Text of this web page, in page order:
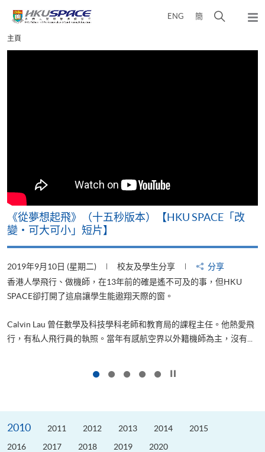
content
ENG 簡
彈
Main
content
主頁
愛飛
...
《山外有山，停下才能活在當下》【HKU SPACE「
變‧可大可小」短片】
2019年8月22日 (星期四) 校友及學生分享
分享
山外有山，停下才能活在當下
更好的生活。救護員Stone到HKU SPACE進修體育運動課程前，這
是他的標準答案。香港生活太快太急速，有時令我們欠缺了聆聽內
2010 2011 2012 2013 2014
2015
2016
2017 2018 2019 2020